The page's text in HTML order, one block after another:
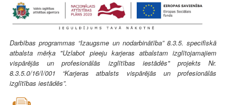
Darbības programmas “Izaugsme un nodarbinātība” 8.3.5. specifiskā
atbalsta mērķa "Uzlabot pieeju karjeras atbalstam izglītojamajiem
vispārējās un profesionālās izglītības iestādēs" projekts Nr.
8.3.5.0/16/I/001 “Karjeras atbalsts vispārējās un profesionālās
izglītības iestādēs”.